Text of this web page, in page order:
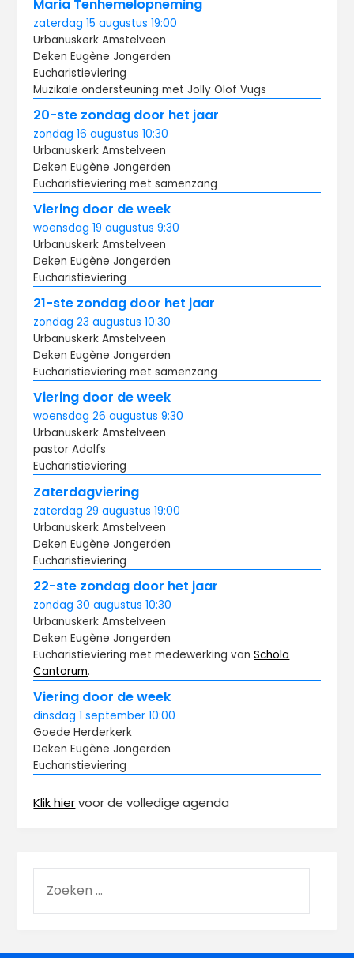
Maria Tenhemelopneming
zaterdag 15 augustus19:00
Urbanuskerk Amstelveen
Deken Eugène Jongerden
Eucharistieviering
Muzikale ondersteuning met Jolly Olof Vugs
20-ste zondag door het jaar
zondag 16 augustus10:30
Urbanuskerk Amstelveen
Deken Eugène Jongerden
Eucharistieviering met samenzang
Viering door de week
woensdag 19 augustus9:30
Urbanuskerk Amstelveen
Deken Eugène Jongerden
Eucharistieviering
21-ste zondag door het jaar
zondag 23 augustus10:30
Urbanuskerk Amstelveen
Deken Eugène Jongerden
Eucharistieviering met samenzang
Viering door de week
woensdag 26 augustus9:30
Urbanuskerk Amstelveen
pastor Adolfs
Eucharistieviering
Zaterdagviering
zaterdag 29 augustus19:00
Urbanuskerk Amstelveen
Deken Eugène Jongerden
Eucharistieviering
22-ste zondag door het jaar
zondag 30 augustus10:30
Urbanuskerk Amstelveen
Deken Eugène Jongerden
Eucharistieviering met medewerking vanSchola
Cantorum.
Viering door de week
dinsdag 1 september10:00
Goede Herderkerk
Deken Eugène Jongerden
Eucharistieviering
Klik hiervoor de volledige agenda